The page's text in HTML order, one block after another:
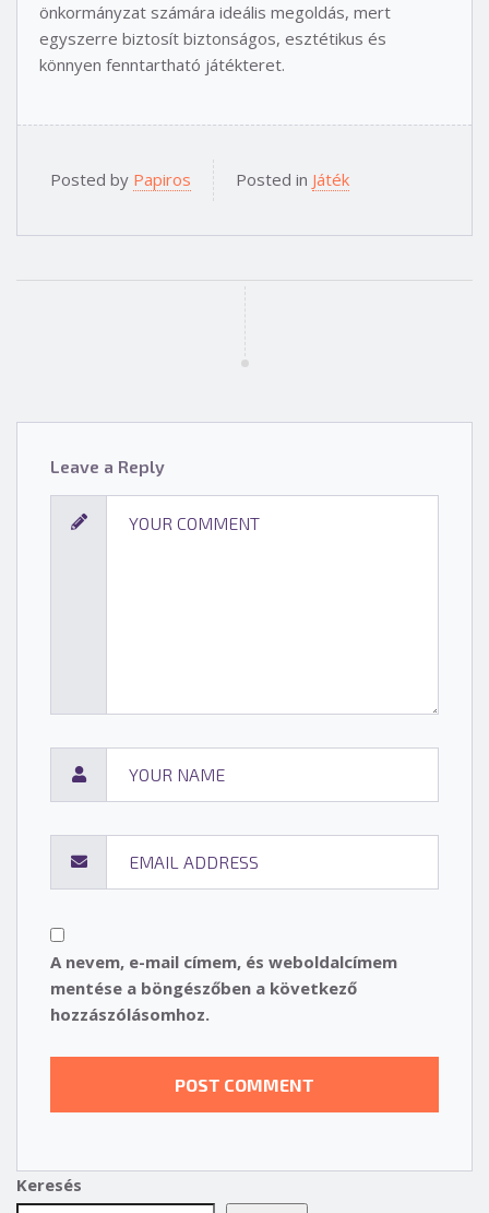
önkormányzat számára ideális megoldás, mert
egyszerre biztosít biztonságos, esztétikus és
könnyen fenntartható játékteret.
Posted by Papiros Posted in Játék
Leave a Reply
A nevem, e-mail címem, és weboldalcímem
mentése a böngészőben a következő
hozzászólásomhoz.
Keresés